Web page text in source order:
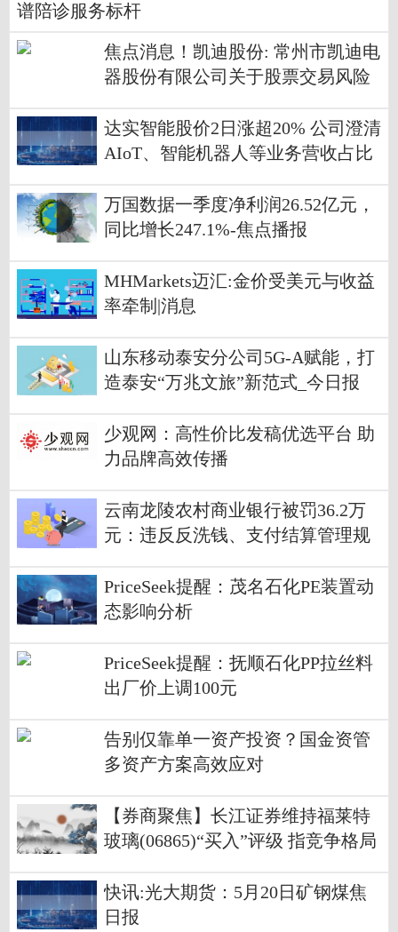
谱陪诊服务标杆
焦点消息！凯迪股份: 常州市凯迪电
器股份有限公司关于股票交易风险
达实智能股价2日涨超20% 公司澄清
AIoT、智能机器人等业务营收占比
万国数据一季度净利润26.52亿元，
同比增长247.1%-焦点播报
MHMarkets迈汇:金价受美元与收益
率牵制|消息
山东移动泰安分公司5G-A赋能，打
造泰安“万兆文旅”新范式_今日报
少观网：高性价比发稿优选平台 助
力品牌高效传播
云南龙陵农村商业银行被罚36.2万
元：违反反洗钱、支付结算管理规
PriceSeek提醒：茂名石化PE装置动
态影响分析
PriceSeek提醒：抚顺石化PP拉丝料
出厂价上调100元
告别仅靠单一资产投资？国金资管
多资产方案高效应对
【券商聚焦】长江证券维持福莱特
玻璃(06865)“买入”评级 指竞争格局
快讯:光大期货：5月20日矿钢煤焦
日报